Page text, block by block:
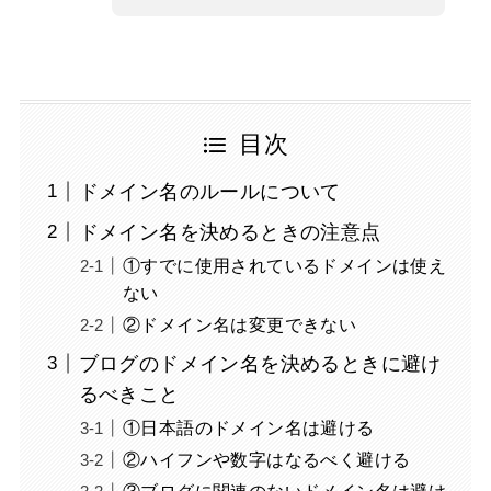
目次
ドメイン名のルールについて
ドメイン名を決めるときの注意点
①すでに使用されているドメインは使え
ない
②ドメイン名は変更できない
ブログのドメイン名を決めるときに避け
るべきこと
①日本語のドメイン名は避ける
②ハイフンや数字はなるべく避ける